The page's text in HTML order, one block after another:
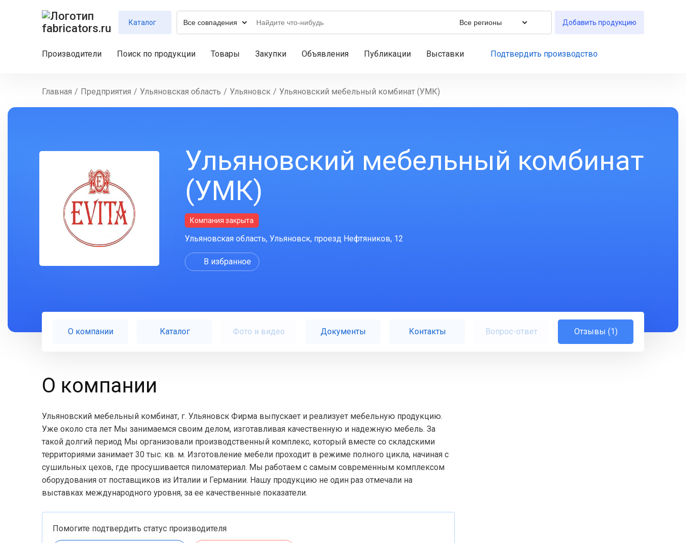
Каталог Добавить продукцию
Производители Поиск по продукции Товары Закупки Объявления Публикации Выставки Подтвердить производство
Главная / Предприятия / Ульяновская область / Ульяновск / Ульяновский мебельный комбинат (УМК)
Ульяновский мебельный комбинат
(УМК)
Компания закрыта
Ульяновская область, Ульяновск, проезд Нефтяников, 12
В избранное
О компании Каталог Фото и видео Документы Контакты Вопрос-ответ Отзывы (1)
О компании
Ульяновский мебельный комбинат, г. Ульяновск Фирма выпускает и реализует мебельную продукцию.
Уже около ста лет Мы занимаемся своим делом, изготавливая качественную и надежную мебель. За
такой долгий период Мы организовали производственный комплекс, который вместе со складскими
территориями занимает 30 тыс. кв. м. Изготовление мебели проходит в режиме полного цикла, начиная с
сушильных цехов, где просушивается пиломатериал. Мы работаем с самым современным комплексом
оборудования от поставщиков из Италии и Германии. Нашу продукцию не один раз отмечали на
выставках международного уровня, за ее качественные показатели.
Помогите подтвердить статус производителя